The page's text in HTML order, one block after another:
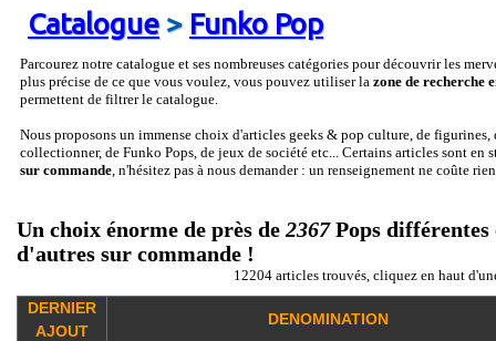
Catalogue> Funko Pop
Parcourez notre catalogue et ses nombreuses catégories pour découvrir les
plus précise de ce que vous voulez, vous pouvez utiliser la zone de recherche
permettent de filtrer le catalogue.
Nous proposons un immense choix d'articles geeks & pop culture, de figurines,
collectionner, de Funko Pops, de jeux de société etc... Certains articles sont en
sur commande, n'hésitez pas à nous demander : un renseignement ne coûte
Un choix énorme de près de 2367Pops différentes
d'autres sur commande !
12204 articles trouvés, cliquez en haut
DERNIER
AJOUT
DENOMINATION